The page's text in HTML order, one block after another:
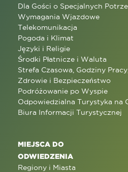
Dla Gości o Specjalnych
Wymagania Wjazdowe
Telekomunikacja
Pogoda i Klimat
Języki i Religie
Środki Płatnicze i Waluta
Strefa Czasowa, Godziny
Zdrowie i Bezpieczeństwo
Podróżowanie po Wyspie
Odpowiedzialna Turystyka na
Biura Informacji Turystycznej
MIEJSCA DO
ODWIEDZENIA
Regiony i Miasta